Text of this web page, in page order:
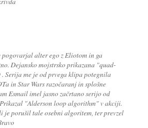
pogovarjal alter ego z Eliotom in ga
Dejansko mojstrsko prikazana "quad-
Serija me je od prvega klipa potegnila
in Star Wars razočaranj in splošne
Esmail imel jasno začrtano serijo od
"Alderson loop algorithm" v akciji.
je porušil tale osebni algoritem, ter prevzel